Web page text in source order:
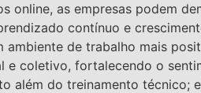
online, as empresas podem
contínuo e
ambiente de trabalho mais
e coletivo, fortalecendo o
além do treinamento técnico;